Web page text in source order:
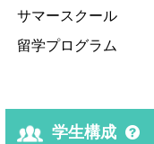
サマースクール
留学プログラム
学生構成